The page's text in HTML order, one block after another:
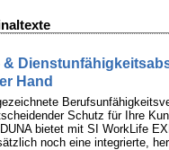
&
Hand
Schutz für Ihre
bietet mit SI WorkLife
noch eine integrierte,